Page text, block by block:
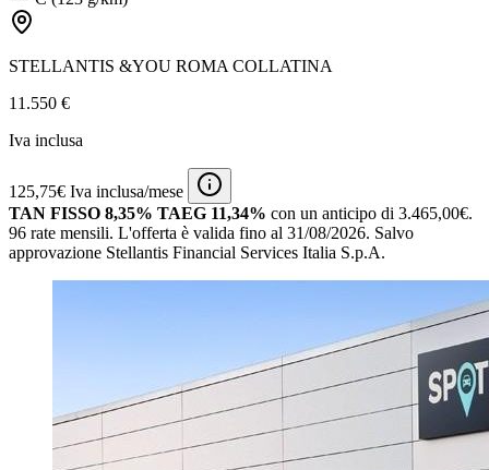
STELLANTIS &YOU ROMA COLLATINA
11.550 €
Iva inclusa
125,75€ Iva inclusa/mese
TAN FISSO 8,35% TAEG 11,34% con un anticipo di 3.465,00€.
96 rate mensili. L'offerta è valida fino al 31/08/2026. Salvo
approvazione Stellantis Financial Services Italia S.p.A.